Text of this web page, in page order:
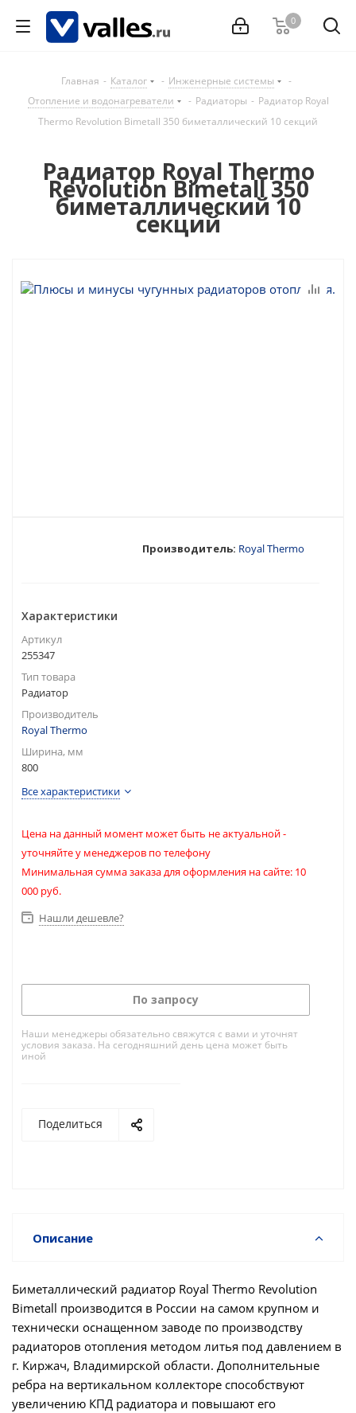
0
Главная - Каталог - Инженерные системы
-
Отопление и водонагреватели
- Радиаторы - Радиатор Royal
Thermo Revolution Bimetall 350 биметаллический 10 секций
Радиатор Royal Thermo
Revolution Bimetall 350
биметаллический 10
секций
Производитель: Royal Thermo
Характеристики
Артикул
255347
Тип товара
Радиатор
Производитель
Royal Thermo
Ширина, мм
800
Все характеристики
Цена на данный момент может быть не актуальной -
уточняйте у менеджеров по телефону
Минимальная сумма заказа для оформления на сайте: 10
000 руб.
Нашли дешевле?
По запросу
Наши менеджеры обязательно свяжутся с вами и уточнят
условия заказа. На сегодняшний день цена может быть
иной
Поделиться
Описание
Биметаллический радиатор Royal Thermo Revolution
Bimetall производится в России на самом крупном и
технически оснащенном заводе по производству
радиаторов отопления методом литья под давлением в
г. Киржач, Владимирской области. Дополнительные
ребра на вертикальном коллекторе способствуют
увеличению КПД радиатора и повышают его